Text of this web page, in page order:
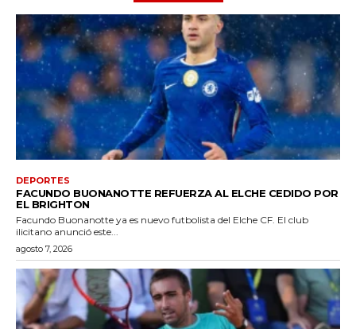
DEPORTES
FACUNDO BUONANOTTE REFUERZA AL ELCHE CEDIDO POR
EL BRIGHTON
Facundo Buonanotte ya es nuevo futbolista del Elche CF. El club
ilicitano anunció este...
agosto 7, 2026